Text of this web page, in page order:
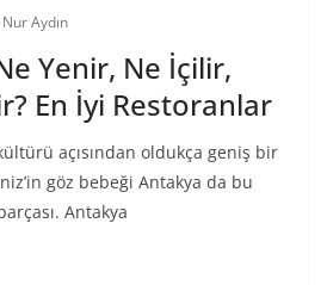
Aydın
Yenir, Ne İçilir,
En İyi Restoranlar
açısından oldukça geniş bir
göz bebeği Antakya da bu
Antakya